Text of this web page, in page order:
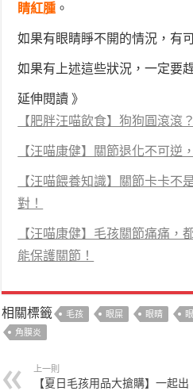
睛紅腫 。
如果有眼睛睜不開的情況，有
如果有上述這些狀況，一定要
延伸閱讀 》
【肥胖汪喵飲食】狗狗圓滾滾
【汪喵康健】關節退化不可逆
【汪喵餵養知識】關節卡卡不
對！
【汪喵康健】毛孩關節痛痛，
能保護關節！
相關標籤 毛孩 眼屎 眼睛
角膜炎
上一則
【夏日毛孩用品大搶購】一起出